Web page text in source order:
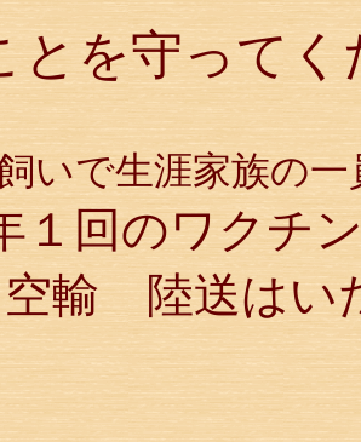
とを守って
いで生涯家族の
１回のワクチ
空輸 陸送はい